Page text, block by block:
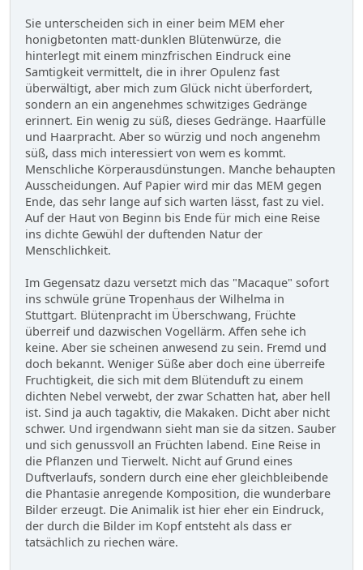
Sie unterscheiden sich in einer beim MEM eher
honigbetonten matt-dunklen Blütenwürze, die
hinterlegt mit einem minzfrischen Eindruck eine
Samtigkeit vermittelt, die in ihrer Opulenz fast
überwältigt, aber mich zum Glück nicht überfordert,
sondern an ein angenehmes schwitziges Gedränge
erinnert. Ein wenig zu süß, dieses Gedränge. Haarfülle
und Haarpracht. Aber so würzig und noch angenehm
süß, dass mich interessiert von wem es kommt.
Menschliche Körperausdünstungen. Manche behaupten
Ausscheidungen. Auf Papier wird mir das MEM gegen
Ende, das sehr lange auf sich warten lässt, fast zu viel.
Auf der Haut von Beginn bis Ende für mich eine Reise
ins dichte Gewühl der duftenden Natur der
Menschlichkeit.
Im Gegensatz dazu versetzt mich das "Macaque" sofort
ins schwüle grüne Tropenhaus der Wilhelma in
Stuttgart. Blütenpracht im Überschwang, Früchte
überreif und dazwischen Vogellärm. Affen sehe ich
keine. Aber sie scheinen anwesend zu sein. Fremd und
doch bekannt. Weniger Süße aber doch eine überreife
Fruchtigkeit, die sich mit dem Blütenduft zu einem
dichten Nebel verwebt, der zwar Schatten hat, aber hell
ist. Sind ja auch tagaktiv, die Makaken. Dicht aber nicht
schwer. Und irgendwann sieht man sie da sitzen. Sauber
und sich genussvoll an Früchten labend. Eine Reise in
die Pflanzen und Tierwelt. Nicht auf Grund eines
Duftverlaufs, sondern durch eine eher gleichbleibende
die Phantasie anregende Komposition, die wunderbare
Bilder erzeugt. Die Animalik ist hier eher ein Eindruck,
der durch die Bilder im Kopf entsteht als dass er
tatsächlich zu riechen wäre.